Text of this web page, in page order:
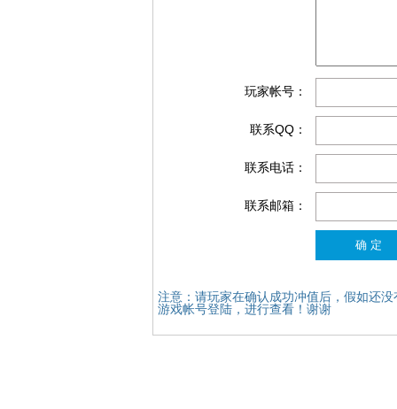
玩家帐号：
联系QQ：
联系电话：
联系邮箱：
注意：请玩家在确认成功冲值后，假如还
游戏帐号登陆，进行查看！谢谢